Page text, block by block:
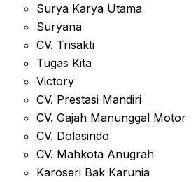
Surya Karya Utama
Suryana
CV. Trisakti
Tugas Kita
Victory
CV. Prestasi Mandiri
CV. Gajah Manunggal Motor
CV. Dolasindo
CV. Mahkota Anugrah
Karoseri Bak Karunia